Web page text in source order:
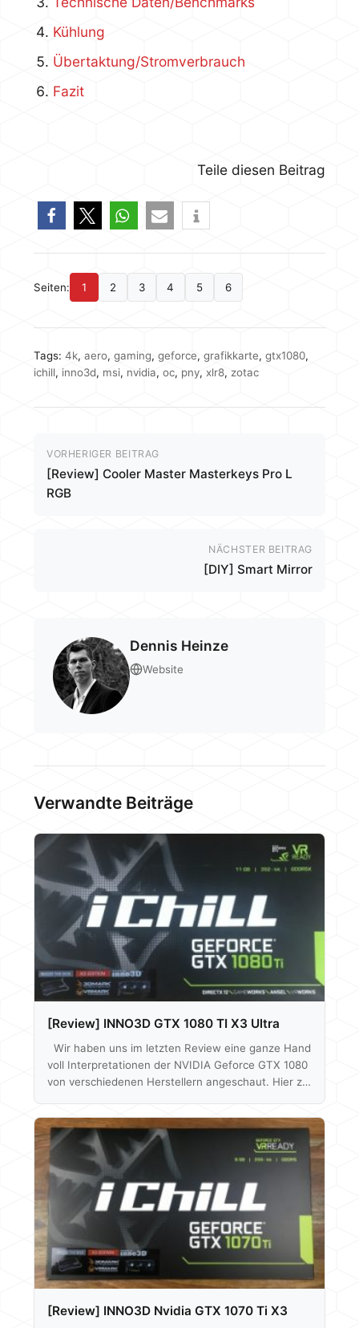
Kühlung
Übertaktung/Stromverbrauch
Fazit
Teile diesen Beitrag
Seiten: 1 2 3 4 5 6
Tags: 4k, aero, gaming, geforce, grafikkarte, gtx1080,
ichill, inno3d, msi, nvidia, oc, pny, xlr8, zotac
VORHERIGER BEITRAG
[Review] Cooler Master Masterkeys Pro L
RGB
NÄCHSTER BEITRAG
[DIY] Smart Mirror
Dennis Heinze
Website
Verwandte Beiträge
[Review] INNO3D GTX 1080 TI X3 Ultra
Wir haben uns im letzten Review eine ganze Hand
voll Interpretationen der NVIDIA Geforce GTX 1080
von verschiedenen Herstellern angeschaut. Hier zu
ausreicht? 4k Gaming wäre an dieser Stelle so ein
Stichwort, nun denn gibt es ja noch die GTX 1080
TI. Wir haben hier ein Modell von INNO3D für einen
Test zur Verfügung gestellt bekommen und
schauen uns die Karte mal genauer an. Äußerlich
sieht…
[Review] INNO3D Nvidia GTX 1070 Ti X3